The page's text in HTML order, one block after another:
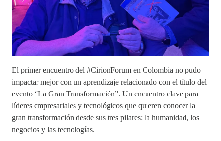
El primer encuentro del #CirionForum en Colombia no pudo
impactar mejor con un aprendizaje relacionado con el título del
evento “La Gran Transformación”. Un encuentro clave para
líderes empresariales y tecnológicos que quieren conocer la
gran transformación desde sus tres pilares: la humanidad, los
negocios y las tecnologías.